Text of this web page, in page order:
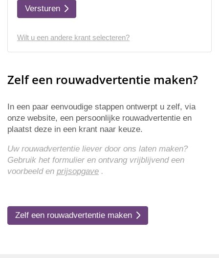
Versturen
Wilt u een andere krant selecteren?
Zelf een rouwadvertentie maken?
In een paar eenvoudige stappen ontwerpt u zelf, via
onze website, een persoonlijke rouwadvertentie en
plaatst deze in een krant naar keuze.
Uw rouwadvertentie liever door ons laten maken?
Gebruik het formulier en ontvang vrijblijvend een
voorbeeld en prijsopgave .
Zelf een rouwadvertentie maken